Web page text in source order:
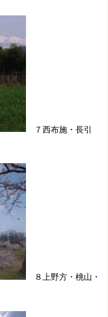
７西布施・長引
８上野方・桃山・